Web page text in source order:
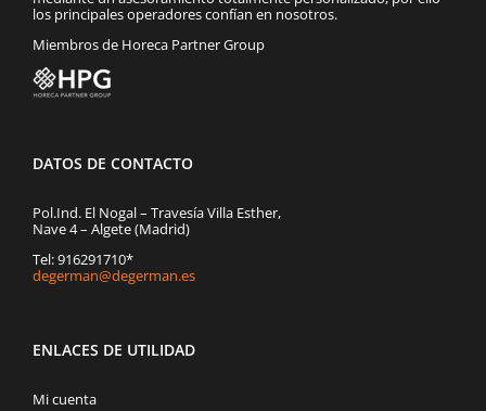
los principales operadores confían en nosotros.
Miembros de Horeca Partner Group
DATOS DE CONTACTO
Pol.Ind. El Nogal – Travesía Villa Esther,
Nave 4 – Algete (Madrid)
Tel: 916291710*
degerman@degerman.es
ENLACES DE UTILIDAD
Mi cuenta